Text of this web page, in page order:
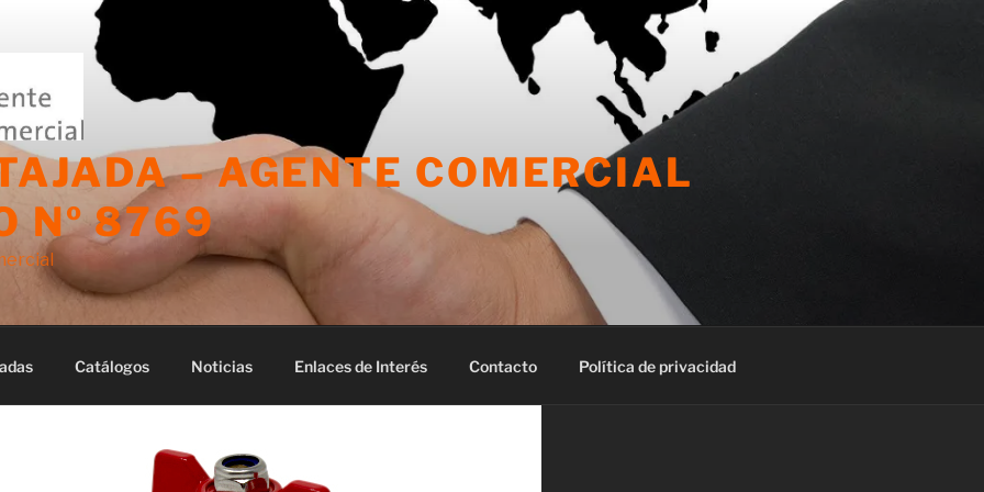
– AGENTE COMERCIAL
Nº 8769
Catálogos Noticias Enlaces de Interés Contacto Política de privacidad